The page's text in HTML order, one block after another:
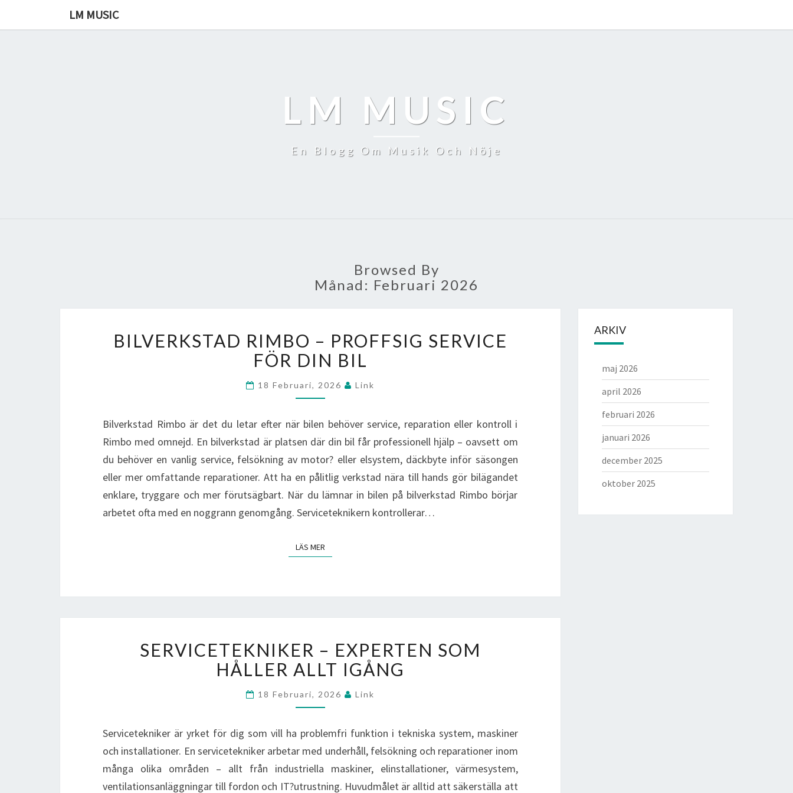
LM MUSIC
LM MUSIC
En Blogg Om Musik Och Nöje
Browsed By
Månad: Februari 2026
RIMBO
–
PROFFSIG
SERVICE
FÖR
BIL
BILVERKSTAD RIMBO – PROFFSIG SERVICE
FÖR DIN BIL
18 Februari, 2026 Link
Bilverkstad Rimbo är det du letar efter när bilen behöver service, reparation eller kontroll i
Rimbo med omnejd. En bilverkstad är platsen där din bil får professionell hjälp – oavsett om
du behöver en vanlig service, felsökning av motor? eller elsystem, däckbyte inför säsongen
eller mer omfattande reparationer. Att ha en pålitlig verkstad nära till hands gör bilägandet
enklare, tryggare och mer förutsägbart. När du lämnar in bilen på bilverkstad Rimbo börjar
arbetet ofta med en noggrann genomgång. Serviceteknikern kontrollerar…
LÄS MERLÄS MER
–
EXPERTEN
SOM
HÅLLER
ALLT
SERVICETEKNIKER – EXPERTEN SOM
HÅLLER ALLT IGÅNG
18 Februari, 2026 Link
Servicetekniker är yrket för dig som vill ha problemfri funktion i tekniska system, maskiner
och installationer. En servicetekniker arbetar med underhåll, felsökning och reparationer inom
många olika områden – allt från industriella maskiner, elinstallationer, värmesystem,
ventilationsanläggningar till fordon och IT?utrustning. Huvudmålet är alltid att säkerställa att
ARKIV
maj 2026
april 2026
februari 2026
januari 2026
december 2025
oktober 2025